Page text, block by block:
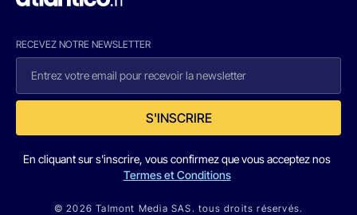
RECEVEZ NOTRE NEWSLETTER
S'INSCRIRE
En cliquant sur s'inscrire, vous confirmez que vous acceptez nos
Termes et Conditions
© 2026 Talmont Media SAS. tous droits réservés.